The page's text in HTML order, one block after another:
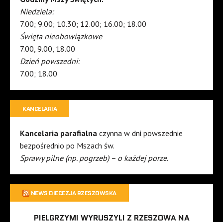
Niedziela:
7.00; 9.00; 10.30; 12.00; 16.00; 18.00
Święta nieobowiązkowe
7.00, 9.00, 18.00
Dzień powszedni:
7.00; 18.00
KANCELARIA
Kancelaria parafialna czynna w dni powszednie
bezpośrednio po Mszach św.
Sprawy pilne (np. pogrzeb) – o każdej porze.
NEWS DIECEZJA RZESZOWSKA
PIELGRZYMI WYRUSZYLI Z RZESZOWA NA